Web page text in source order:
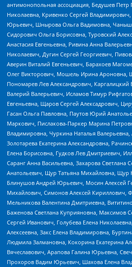
антимонопольная ассоциация, Бедушев Петр
Николаевна, Кривенко Сергей
Юрьевич, Шнырова Ольга Вадимовна,
Сидорович Ольга Борисовна, Туровский
Анастасия Евгеньевна, Ривина Анна
Николаевич, Дугин Сергей Георгиевич,
Аверин Виталий Евгеньевич, Барахоев
Олег Викторович, Мошель Ирина Ароновна,
Пономарев Лев Александрович,
Валерий Валерьевич, Исламов Тимур
Евгеньевна, Щаров Сергей Алексадрович,
Гасан Ольга Павловна, Паутов Юрий
Маркович, Пислакова-Паркер Марина
Владимировна, Чуркина Наталья Валерьевна,
Золотарева Екатерина Александровна,
Елена Борисовна, Гудков Лев Дмитриевич,
Саранг Анна Васильевна, Захарова Светлана
Анатольевич, Щур Татьяна Михайловна, Щур
Блинушов Андрей Юрьевич, Мосин Алексей
Михайлович, Симонов Алексей Кириллович,
Мельникова Валентина Дмитриевна,
Баженова Светлана Куприяновна, Максимов
Сергей Иванович, Голубева Елена
Алексеевна, Закс Елена Владимировна,
Людмила Залмановна, Кокорина Екатерина
Вячеславович, Арапова Галина Юрьевна,
Прохоров Вадим Юрьевич, Шахова Елена